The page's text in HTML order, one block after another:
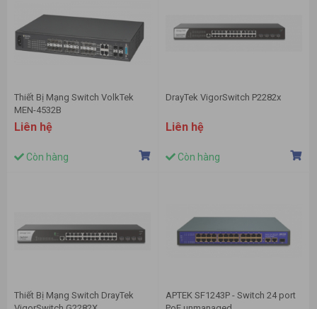
Thiết Bị Mạng Switch VolkTek
MEN-4532B
Liên hệ
Còn hàng
DrayTek VigorSwitch P2282x
Liên hệ
Còn hàng
Thiết Bị Mạng Switch DrayTek
APTEK SF1243P - Switch 24 port